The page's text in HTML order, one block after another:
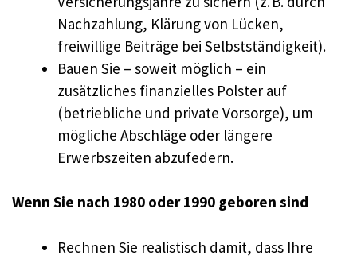
Nachzahlung, Klärung von Lücken,
freiwillige Beiträge bei Selbstständigkeit).
Bauen Sie – soweit möglich – ein
zusätzliches finanzielles Polster auf
(betriebliche und private Vorsorge), um
mögliche Abschläge oder längere
Erwerbszeiten abzufedern.
Wenn Sie nach 1980 oder 1990 geboren sind
Rechnen Sie realistisch damit, dass Ihre